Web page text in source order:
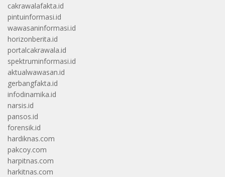
cakrawalafakta.id
pintuinformasi.id
wawasaninformasi.id
horizonberita.id
portalcakrawala.id
spektruminformasi.id
aktualwawasan.id
gerbangfakta.id
infodinamika.id
narsis.id
pansos.id
forensik.id
hardiknas.com
pakcoy.com
harpitnas.com
harkitnas.com